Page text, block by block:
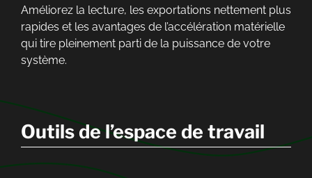
Améliorez la lecture, les exportations nettement plus
rapides et les avantages de l’accélération matérielle
qui tire pleinement parti de la puissance de votre
système.
Outils de l’espace de travail